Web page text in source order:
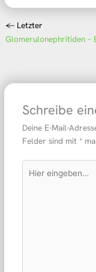
← Letzter
Schreibe
Deine E-Mail-
Felder sind mit *
eingeben…